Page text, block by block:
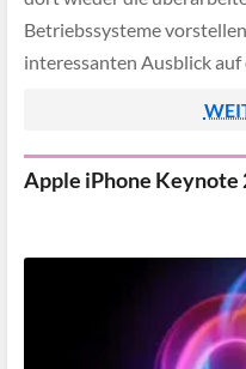
Betriebssysteme
interessanten Ausblick
Zugriff auf die Beta-
Apple iPhone Keynote